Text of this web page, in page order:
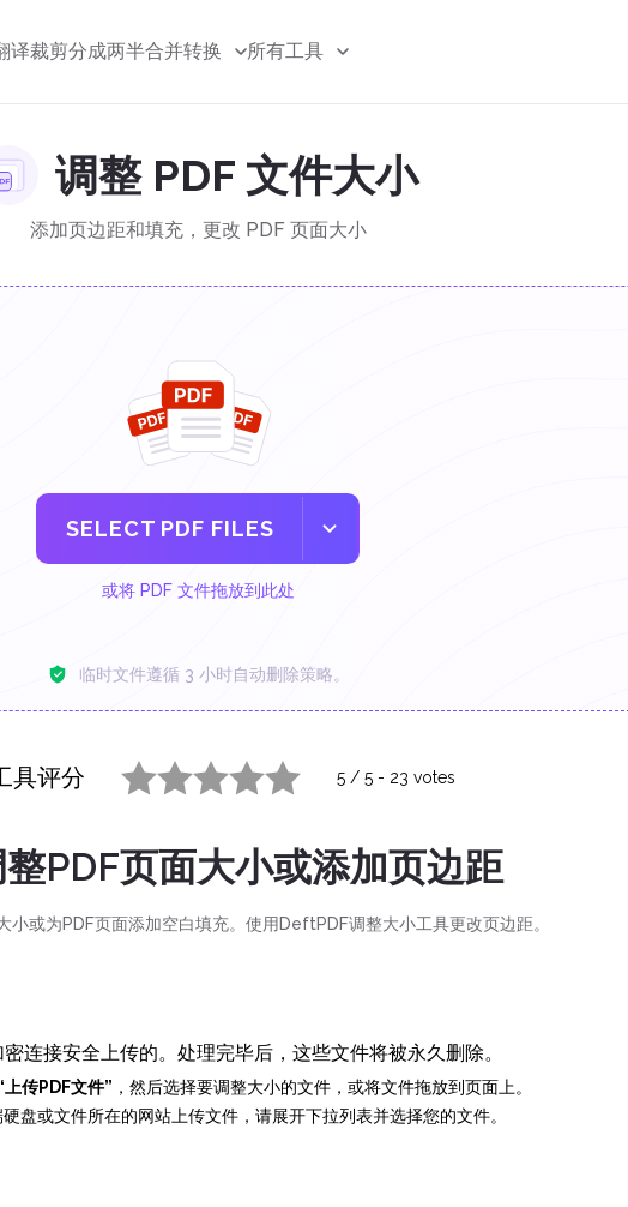
译裁剪分成两半合并转换 所有工具
调整 PDF 文件大小
添加页边距和填充，更改 PDF 页面大小
SELECT PDF FILES
或将 PDF 文件拖放到此处
临时文件遵循 3 小时自动删除策略。
具评分 5/ 5- 23 votes
PDF页面大小或添加页边距
小或为PDF页面添加空白填充。使用DeftPDF调整大小工具更改页边距。
连接安全上传的。处理完毕后，这些文件将被永久删除。
上传PDF文件” ，然后选择要调整大小的文件，或将文件拖放到页面上。
盘或文件所在的网站上传文件，请展开下拉列表并选择您的文件。